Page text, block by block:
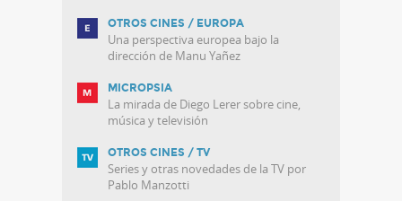
OTROS CINES / EUROPA
Una perspectiva europea bajo la
dirección de Manu Yañez
MICROPSIA
La mirada de Diego Lerer sobre cine,
música y televisión
OTROS CINES / TV
Series y otras novedades de la TV por
Pablo Manzotti